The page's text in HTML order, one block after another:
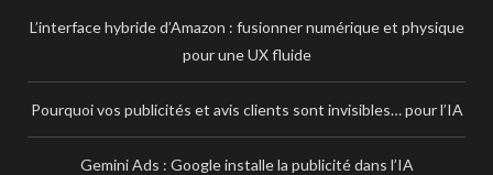
L’interface hybride d’Amazon : fusionner numérique et physique
pour une UX fluide
Pourquoi vos publicités et avis clients sont invisibles… pour l’IA
Gemini Ads : Google installe la publicité dans l’IA